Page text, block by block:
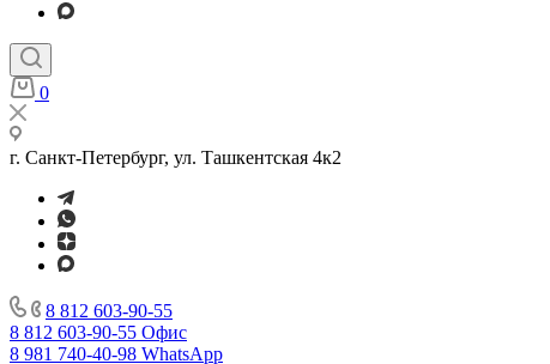
0
г. Санкт-Петербург, ул. Ташкентская 4к2
8 812 603-90-55
8 812 603-90-55 Офис
8 981 740-40-98 WhatsApp